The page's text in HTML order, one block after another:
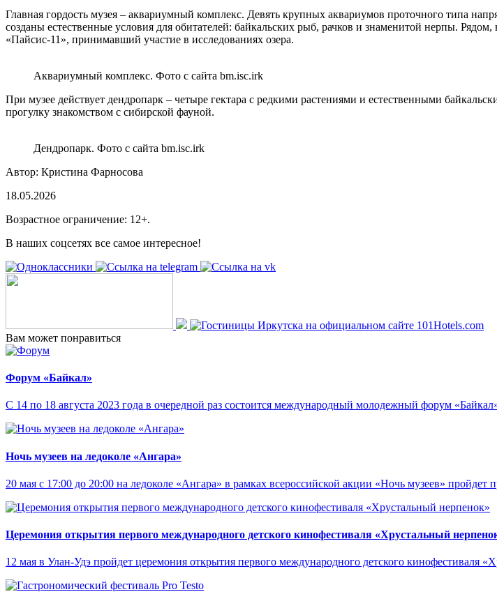
Главная гордость музея – аквариумный комплекс. Девять крупных аквариумов проточного типа
созданы естественные условия для обитателей: байкальских рыб, рачков и знаменитой нерпы.
«Пайсис-11», принимавший участие в исследованиях озера.
Аквариумный комплекс. Фото с сайта bm.isc.irk
При музее действует дендропарк – четыре гектара с редкими растениями и естественными
прогулку знакомством с сибирской фауной.
Дендропарк. Фото с сайта bm.isc.irk
Автор: Кристина Фарносова
18.05.2026
Возрастное ограничение: 12+.
В наших соцсетях все самое интересное!
Вам может понравиться
Форум «Байкал»
С 14 по 18 августа 2023 года в очередной раз состоится международный молодежный форум
Ночь музеев на ледоколе «Ангара»
20 мая с 17:00 до 20:00 на ледоколе «Ангара» в рамках всероссийской акции «Ночь музеев» пройдет
Церемония открытия первого международного детского кинофестиваля «Хрустальный
12 мая в Улан-Удэ пройдет церемония открытия первого международного детского кинофестиваля